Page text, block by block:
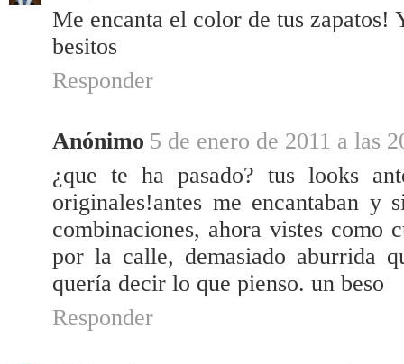
Me encanta el color de tus zapatos!
besitos
Responder
Anónimo 5 de enero de 2011 a las
¿que te ha pasado? tus looks
originales!antes me encantaban y
combinaciones, ahora vistes como
por la calle, demasiado aburrida
quería decir lo que pienso. un beso
Responder